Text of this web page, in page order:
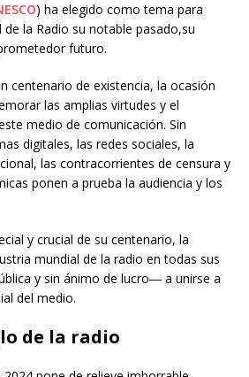
) ha elegido como tema para
la Radio su notable pasado,su
futuro.
centenario de existencia, la ocasión
las amplias virtudes y el
medio de comunicación. Sin
digitales, las redes sociales, la
las contracorrientes de censura y
ponen a prueba la audiencia y los
y crucial de su centenario, la
mundial de la radio en todas sus
y sin ánimo de lucro― a unirse a
del medio.
de la radio